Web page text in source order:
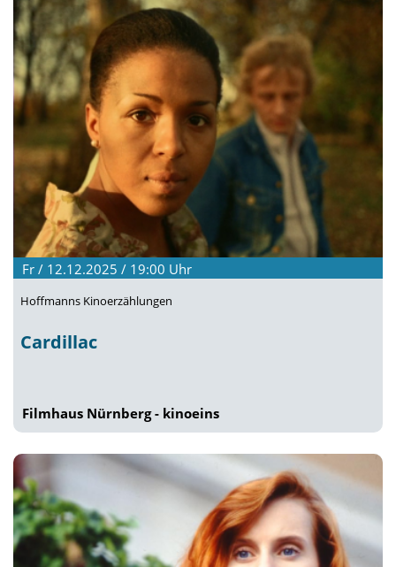
Fr / 12.12.2025 / 19:00 Uhr
Hoffmanns Kinoerzählungen
Cardillac
Filmhaus Nürnberg - kinoeins